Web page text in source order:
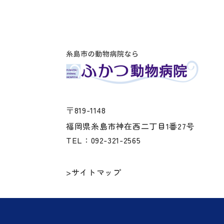
〒819-1148
福岡県糸島市神在西二丁目1番27号
TEL：092-321-2565
>サイトマップ